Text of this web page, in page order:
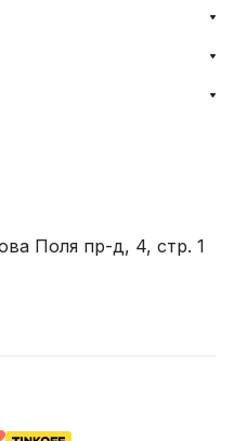
Поля пр-д, 4, стр. 1